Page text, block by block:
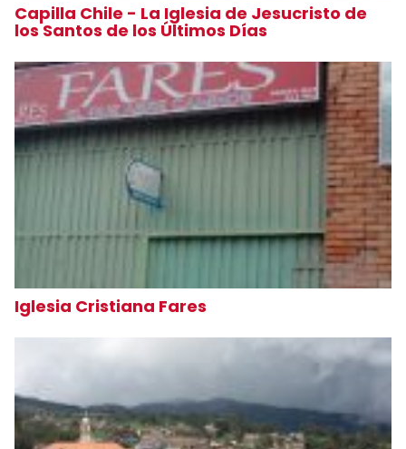
Capilla Chile - La Iglesia de Jesucristo de
los Santos de los Últimos Días
Iglesia Cristiana Fares